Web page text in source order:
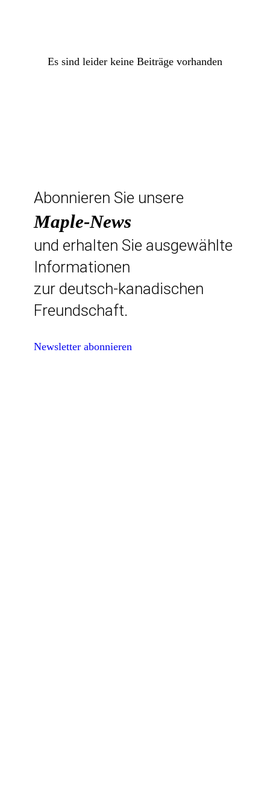
Es sind leider keine Beiträge vorhanden
Abonnieren Sie unsere
Maple-News
und erhalten Sie ausgewählte
Informationen
zur deutsch-kanadischen
Freundschaft.
Newsletter abonnieren